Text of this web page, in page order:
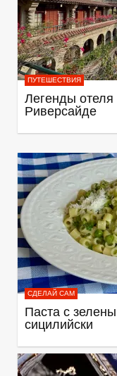
ПУТЕШЕСТВИЯ
Легенды отеля
Риверсайде
СДЕЛАЙ САМ
Паста с
сицилийски